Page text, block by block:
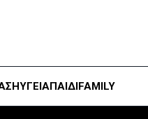
ΥΓΕΊΑΠΑΙΔΙFAMILY